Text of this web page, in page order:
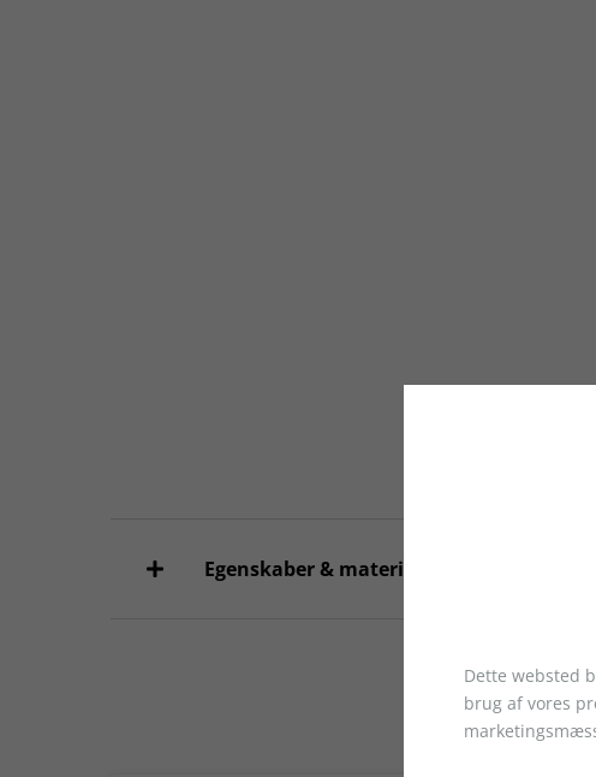
Egenskaber & materialer
Dette websted
brug af vores